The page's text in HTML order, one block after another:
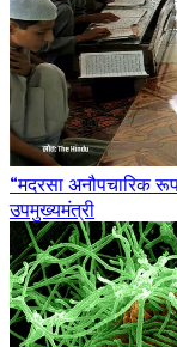
“मदरसा अनौपचारिक
उपमुख्यमंत्री